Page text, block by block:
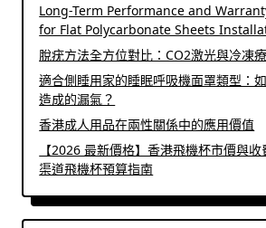
Long-Term Performance and
for Flat Polycarbonate Sheets
脫疣方法全方位對比：CO2激光與冷凍
適合側睡用家的睡眠呼吸機面罩類型：
造成的漏氣？
香港成人用品在兩性關係中的應用價值
【2026 最新價格】香港飛機杯市價與
渠道飛機杯預算指南